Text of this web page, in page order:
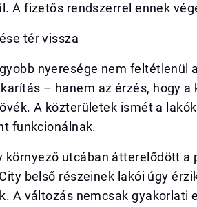
A fizetős rendszerrel ennek
tér vissza
nyeresége nem feltétlenül
– hanem az érzés, hogy a
A közterületek ismét a
funkcionálnak.
környező utcában átterelődött a
belső részeinek lakói úgy
A változás nemcsak gyakorlati